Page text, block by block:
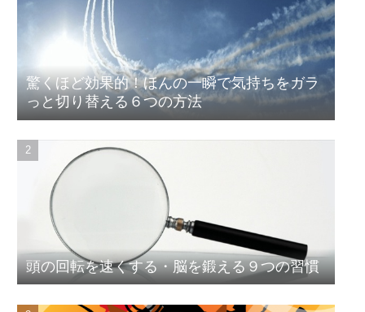
驚くほど効果的！ほんの一瞬で気持ちをガラ
っと切り替える６つの方法
頭の回転を速くする・脳を鍛える９つの習慣